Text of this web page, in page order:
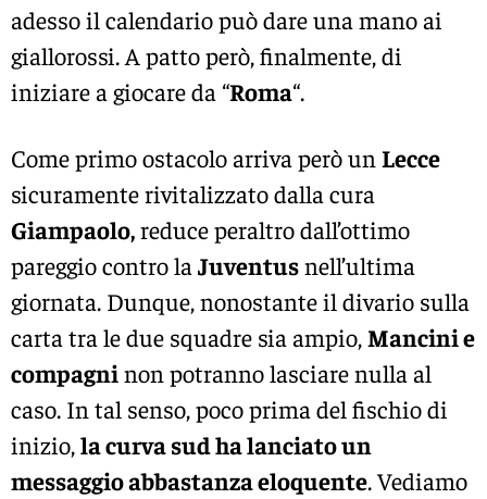
adesso il calendario può dare una mano ai
giallorossi. A patto però, finalmente, di
iniziare a giocare da “Roma“.
Come primo ostacolo arriva però un Lecce
sicuramente rivitalizzato dalla cura
Giampaolo,reduce peraltro dall’ottimo
pareggio contro la Juventusnell’ultima
giornata. Dunque, nonostante il divario sulla
carta tra le due squadre sia ampio, Mancini e
compagninon potranno lasciare nulla al
caso. In tal senso, poco prima del fischio di
inizio,la curva sud ha lanciato un
messaggio abbastanza eloquente. Vediamo